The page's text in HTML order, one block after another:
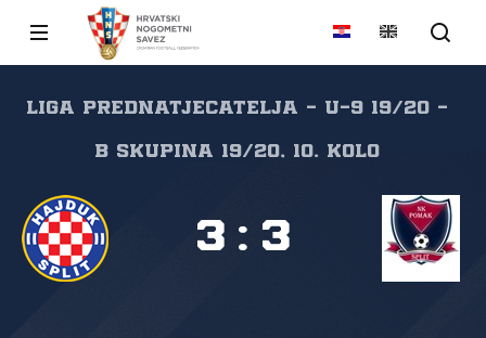
Liga prednatjecatelja - U-9 19/20 -
B skupina 19/20, 10. kolo
3 : 3